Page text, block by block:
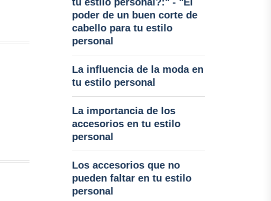
poder de un buen corte de
cabello para tu estilo
personal
La influencia de la moda en
tu estilo personal
La importancia de los
accesorios en tu estilo
personal
Los accesorios que no
pueden faltar en tu estilo
personal